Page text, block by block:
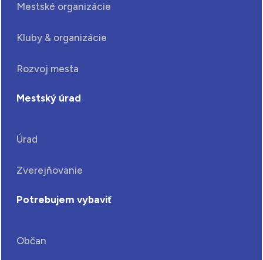
Mestské organizácie
Kluby & organizácie
Rozvoj mesta
Mestský úrad
Úrad
Zverejňovanie
Potrebujem vybaviť
Občan